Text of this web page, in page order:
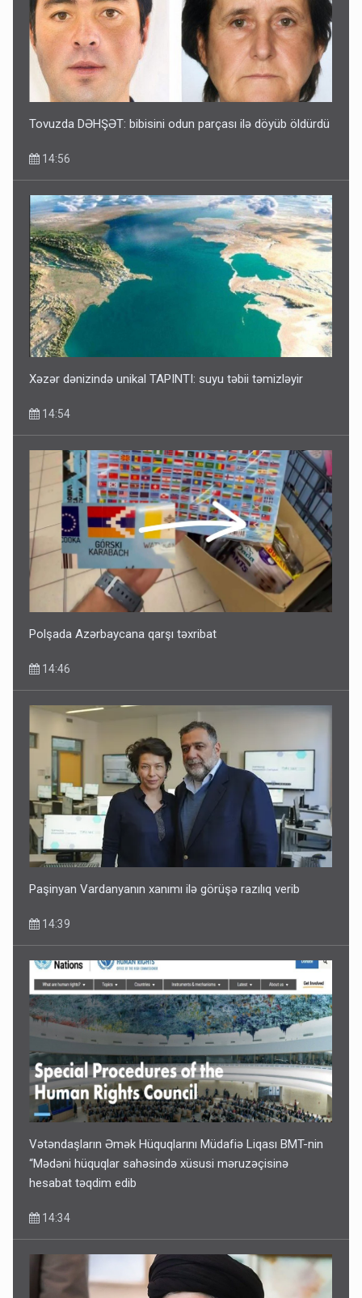
Tovuzda DƏHŞƏT: bibisini odun parçası ilə döyüb öldürdü
14:56
Xəzər dənizində unikal TAPINTI: suyu təbii təmizləyir
14:54
Polşada Azərbaycana qarşı təxribat
14:46
Paşinyan Vardanyanın xanımı ilə görüşə razılıq verib
14:39
Vətəndaşların Əmək Hüquqlarını Müdafiə Liqası BMT-nin
“Mədəni hüquqlar sahəsində xüsusi məruzəçisinə
hesabat təqdim edib
14:34